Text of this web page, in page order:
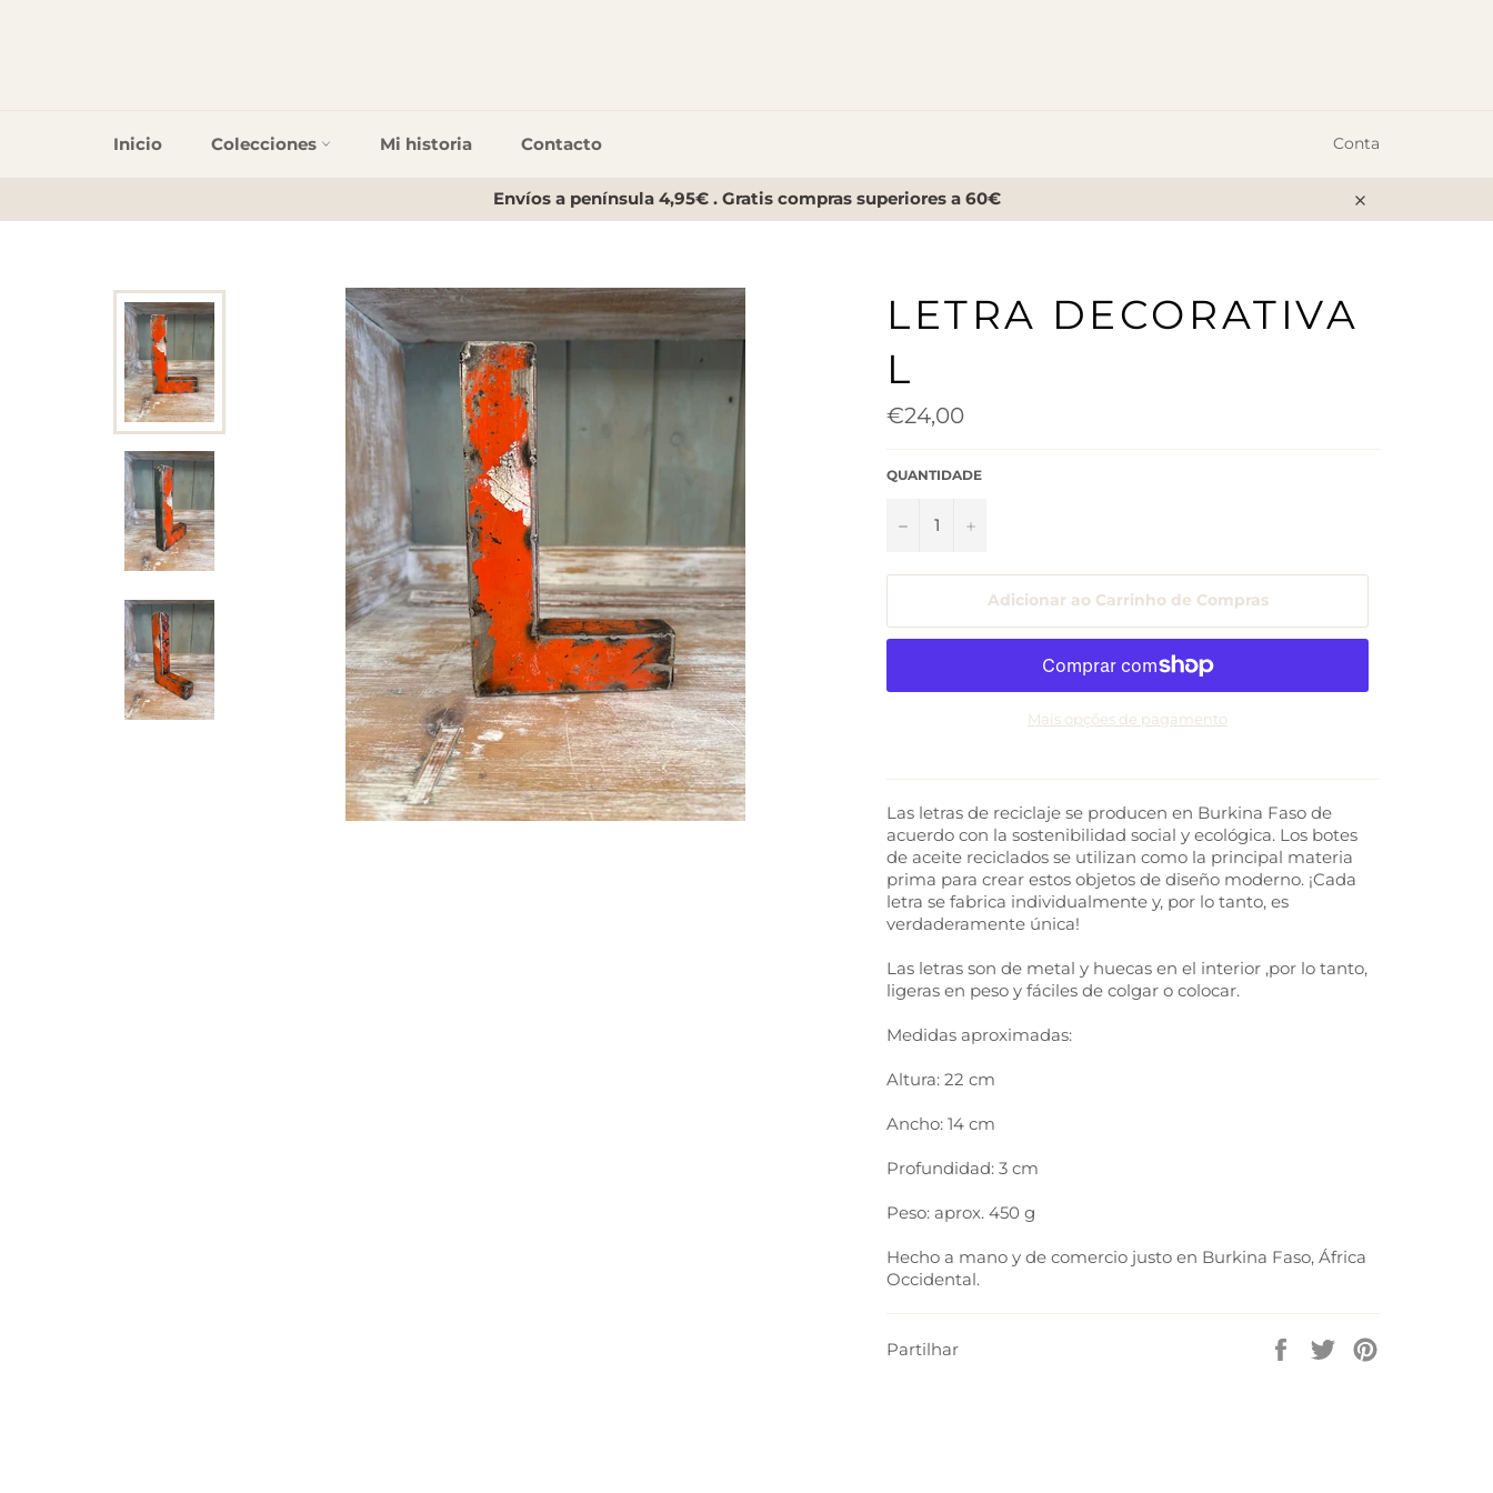
Inicio Colecciones Mi historia Contacto Conta
Envíos a península 4,95€ . Gratis compras superiores a 60€
Encerrar
LETRA DECORATIVA
L
Preço
normal
€24,00
QUANTIDADE
− +
Adicionar ao Carrinho de Compras
Mais opções de pagamento
Las letras de reciclaje se producen en Burkina Faso de
acuerdo con la sostenibilidad social y ecológica. Los botes
de aceite reciclados se utilizan como la principal materia
prima para crear estos objetos de diseño moderno. ¡Cada
letra se fabrica individualmente y, por lo tanto, es
verdaderamente única!
Las letras son de metal y huecas en el interior ,por lo tanto,
ligeras en peso y fáciles de colgar o colocar.
Medidas aproximadas:
Altura: 22 cm
Ancho: 14 cm
Profundidad: 3 cm
Peso: aprox. 450 g
Hecho a mano y de comercio justo en Burkina Faso, África
Occidental.
Partilhar
PartilheTuíte
no